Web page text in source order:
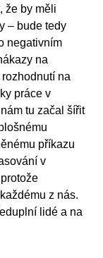
že by měli
– bude tedy
negativním
na
na
práce v
tu začal šířit
příkazu
v
z nás.
lidé a na